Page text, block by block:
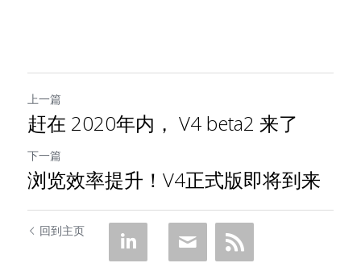
上一篇
赶在 2020年内， V4 beta2 来了
下一篇
浏览效率提升！V4正式版即将到来
回到主页